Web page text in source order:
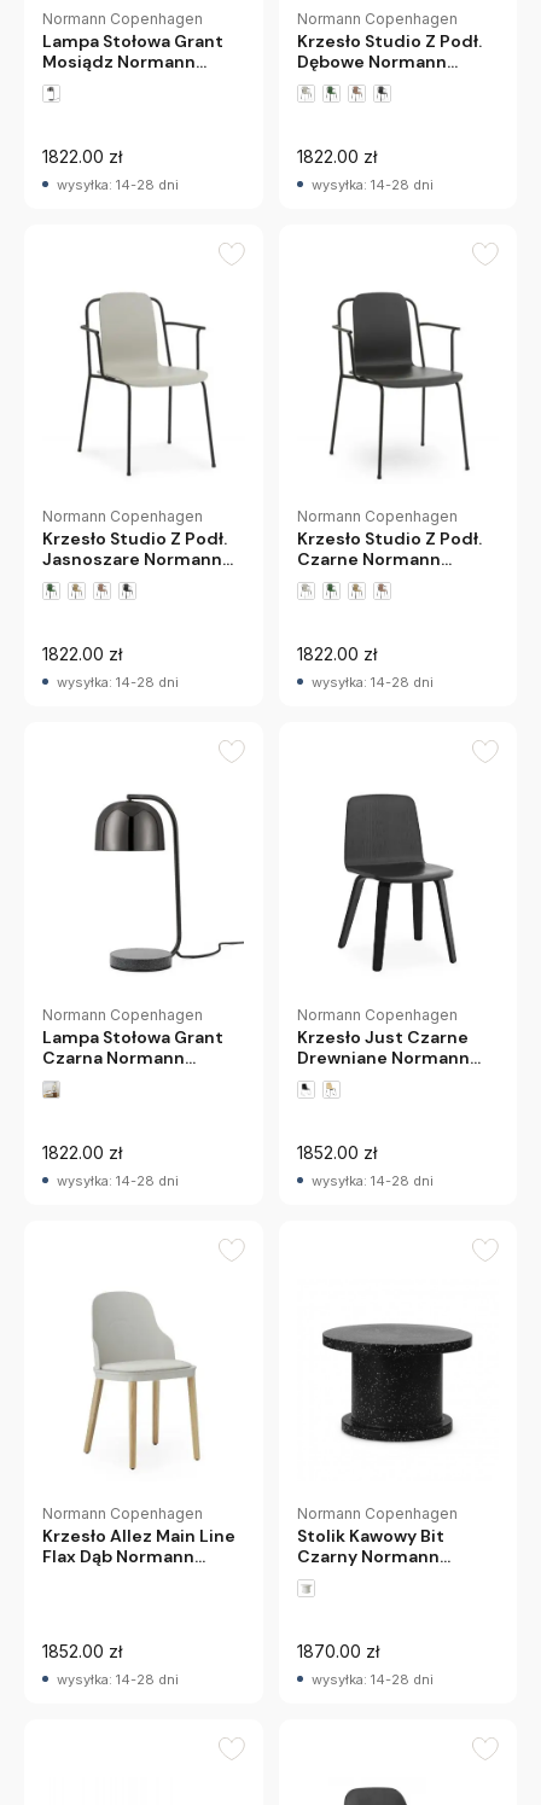
Normann Copenhagen
Lampa Stołowa Grant
Mosiądz Normann
Copenhagen
1822.00 zł
wysyłka: 14-28 dni
Normann Copenhagen
Krzesło Studio Z Podł.
Dębowe Normann
Copenhagen
1822.00 zł
wysyłka: 14-28 dni
Normann Copenhagen
Krzesło Studio Z Podł.
Jasnoszare Normann
Copenhagen
1822.00 zł
wysyłka: 14-28 dni
Normann Copenhagen
Krzesło Studio Z Podł.
Czarne Normann
Copenhagen
1822.00 zł
wysyłka: 14-28 dni
Normann Copenhagen
Lampa Stołowa Grant
Czarna Normann
Copenhagen
1822.00 zł
wysyłka: 14-28 dni
Normann Copenhagen
Krzesło Just Czarne
Drewniane Normann
Copenhagen
1852.00 zł
wysyłka: 14-28 dni
Normann Copenhagen
Krzesło Allez Main Line
Flax Dąb Normann
1852.00 zł
wysyłka: 14-28 dni
Normann Copenhagen
Stolik Kawowy Bit
Czarny Normann
Copenhagen
1870.00 zł
wysyłka: 14-28 dni